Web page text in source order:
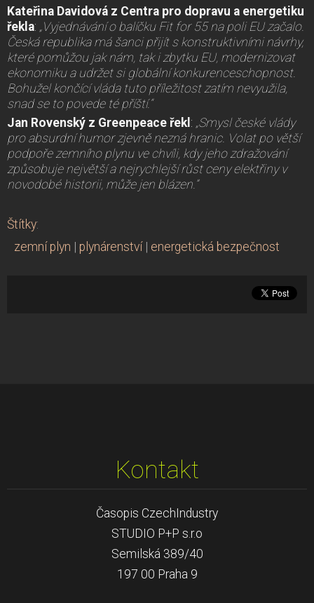
Kateřina Davidová z Centra pro dopravu a energetiku
řekla: „Vyjednávání o balíčku Fit for 55 na poli EU začalo.
Česká republika má šanci přijít s konstruktivními návrhy,
které pomůžou jak nám, tak i zbytku EU, modernizovat
ekonomiku a udržet si globální konkurenceschopnost.
Bohužel končící vláda tuto příležitost zatím nevyužila,
snad se to povede té příští.“
Jan Rovenský z Greenpeace řekl : „Smysl české vlády
pro absurdní humor zjevně nezná hranic. Volat po větší
podpoře zemního plynu ve chvíli, kdy jeho zdražování
způsobuje největší a nejrychlejší růst ceny elektřiny v
novodobé historii, může jen blázen.”
Štítky:
zemní plyn | plynárenství | energetická bezpečnost
Kontakt
Časopis CzechIndustry
STUDIO P+P s.r.o
Semilská 389/40
197 00 Praha 9